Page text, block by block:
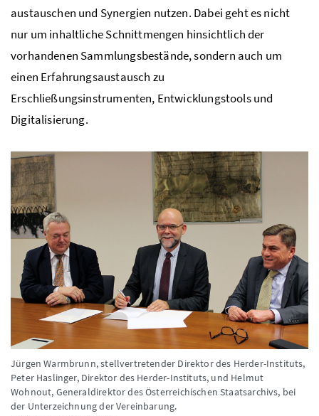
austauschen und Synergien nutzen. Dabei geht es nicht
nur um inhaltliche Schnittmengen hinsichtlich der
vorhandenen Sammlungsbestände, sondern auch um
einen Erfahrungsaustausch zu
Erschließungsinstrumenten, Entwicklungstools und
Digitalisierung.
Jürgen Warmbrunn, stellvertretender Direktor des Herder-Instituts,
Peter Haslinger, Direktor des Herder-Instituts, und Helmut
Wohnout, Generaldirektor des Österreichischen Staatsarchivs, bei
der Unterzeichnung der Vereinbarung.